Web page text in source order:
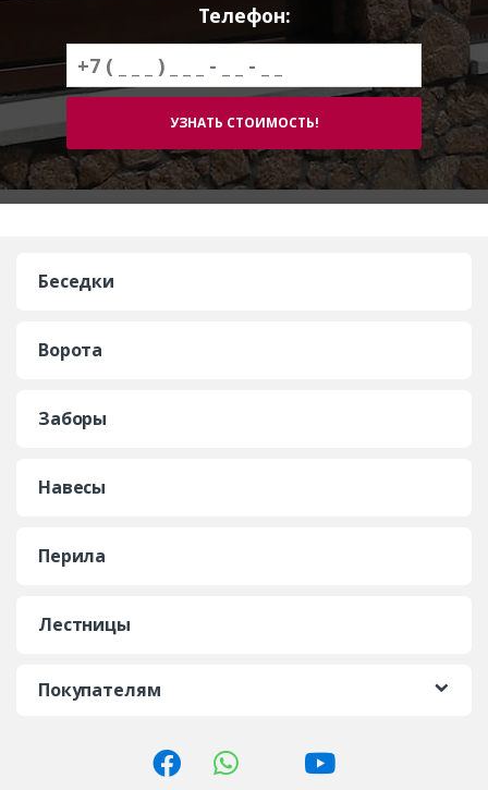
Телефон:
Беседки
Ворота
Заборы
Навесы
Перила
Лестницы
Покупателям